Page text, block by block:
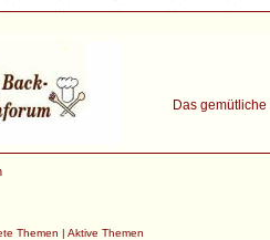
Das
Themen | Aktive Themen